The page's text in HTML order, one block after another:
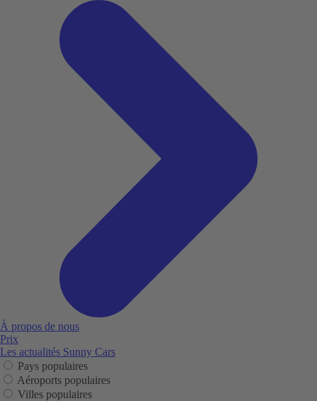
À propos de nous
Prix
Les actualités Sunny Cars
Pays populaires
Aéroports populaires
Villes populaires